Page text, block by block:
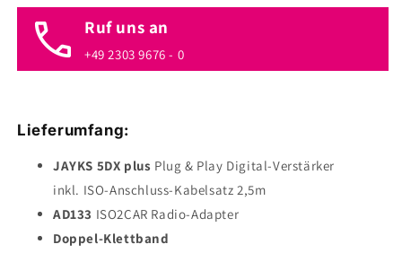
Ruf uns an
+49 2303 9676 - 0
Lieferumfang:
JAYKS 5DX plus Plug & Play Digital-Verstärker
inkl. ISO-Anschluss-Kabelsatz 2,5m
AD133 ISO2CAR Radio-Adapter
Doppel-Klettband